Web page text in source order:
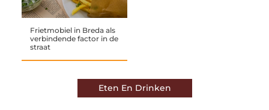
Frietmobiel in Breda als
verbindende factor in de
straat
Eten En Drinken